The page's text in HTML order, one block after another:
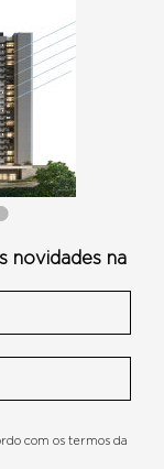
novidades na
com os termos da